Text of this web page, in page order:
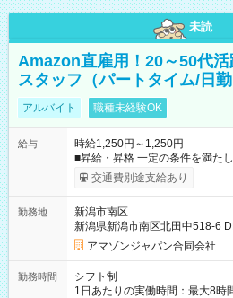
未読
Amazon直雇用！20～50代
スタッフ（パートタイム/日
アルバイト 職種未経験OK
給与
時給1,250円～1,250円
■昇給・昇格 一定の条件を満た
まで昇給の機会があります。 ■正社員登用制度あり ※月末締/翌
月25日支払い ※時間外手当、
☆Amazon直雇用で安定して働けます！ 【試用期間
あり 試用期間の長さ：1週間 雇
です。
交通費別途支給あり
勤務地
新潟市南区
新潟県新潟市南区北田中518-6
アマゾンジャパン合同会社
勤務時間
シフト制
1日あたりの実働時間：最大8時